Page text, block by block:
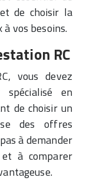
de choisir la
vos besoins.
RC
vous devez
spécialisé en
de choisir un
des offres
à demander
à comparer